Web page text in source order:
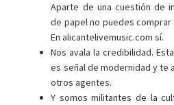
Aparte de una cuestión de
de papel no puedes
En alicantelivemusic.com sí.
Nos avala la credibilidad.
es señal de modernidad y te
otros agentes.
Y somos militantes de la